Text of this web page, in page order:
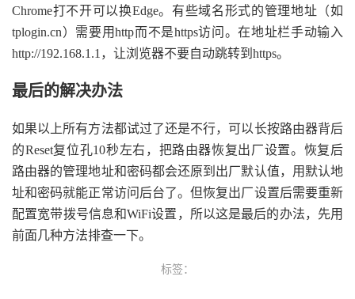
Chrome打不开可以换Edge。有些域名形式的管理地址（如
tplogin.cn）需要用http而不是https访问。在地址栏手动输入
http://192.168.1.1，让浏览器不要自动跳转到https。
最后的解决办法
如果以上所有方法都试过了还是不行，可以长按路由器背后
的Reset复位孔10秒左右，把路由器恢复出厂设置。恢复后
路由器的管理地址和密码都会还原到出厂默认值，用默认地
址和密码就能正常访问后台了。但恢复出厂设置后需要重新
配置宽带拨号信息和WiFi设置，所以这是最后的办法，先用
前面几种方法排查一下。
标签：